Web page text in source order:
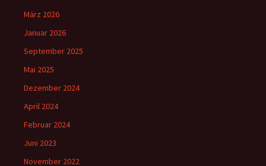
März 2026
Januar 2026
September 2025
Mai 2025
Dezember 2024
April 2024
Februar 2024
Juni 2023
November 2022